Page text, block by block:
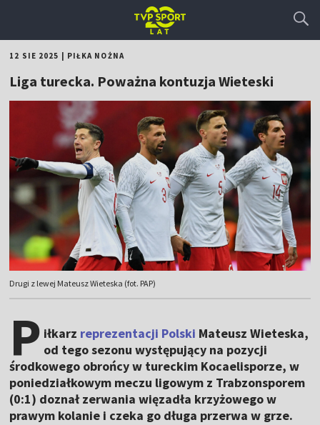
12 SIE 2025 PIŁKA NOŻNA
Liga turecka. Poważna kontuzja Wieteski
Drugi z lewej Mateusz Wieteska (fot. PAP)
P iłkarz reprezentacji Polski Mateusz Wieteska,
od tego sezonu występujący na pozycji
środkowego obrońcy w tureckim Kocaelisporze, w
poniedziałkowym meczu ligowym z Trabzonsporem
(0:1) doznał zerwania więzadła krzyżowego w
prawym kolanie i czeka go długa przerwa w grze.